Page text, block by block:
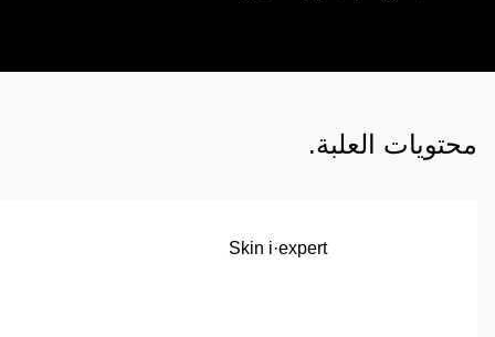
محتويات العلبة.
Skin i·expert